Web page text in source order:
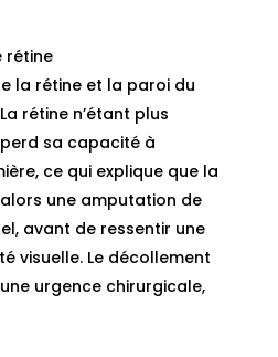
rétine
la rétine et la paroi du
rétine n’étant plus
sa capacité à
ce qui explique que la
une amputation de
avant de ressentir une
visuelle. Le décollement
urgence chirurgicale,